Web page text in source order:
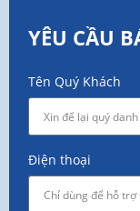
YÊU CẦU
Tên Quý Khách
Điện thoại